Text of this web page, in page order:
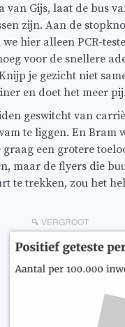
van Gijs, laat de bus
zijn. Aan de
hier alleen PCR-
voor de snellere
je gezicht niet
en doet het meer
geswitcht van
te liggen. En Bram
een grotere
maar de flyers die
te trekken, zou het
VERGROOT